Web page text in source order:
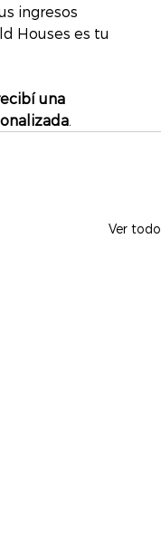
ingresos
Houses es tu
una
Ver todo